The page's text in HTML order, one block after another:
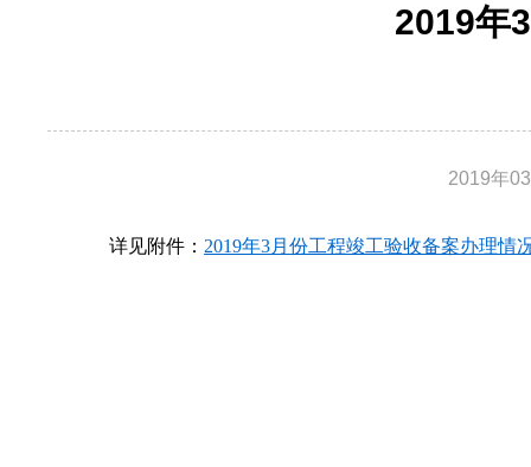
2019年
2019年
详见附件： 2019年3月份工程竣工验收备案办理情